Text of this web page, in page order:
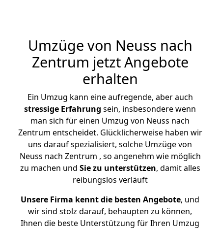
Umzüge von Neuss nach
Zentrum jetzt Angebote
erhalten
Ein Umzug kann eine aufregende, aber auch
stressige Erfahrung sein, insbesondere wenn
man sich für einen Umzug von Neuss nach
Zentrum entscheidet. Glücklicherweise haben wir
uns darauf spezialisiert, solche Umzüge von
Neuss nach Zentrum , so angenehm wie möglich
zu machen und Sie zu unterstützen, damit alles
reibungslos verläuft
Unsere Firma kennt die besten Angebote, und
wir sind stolz darauf, behaupten zu können,
Ihnen die beste Unterstützung für Ihren Umzug